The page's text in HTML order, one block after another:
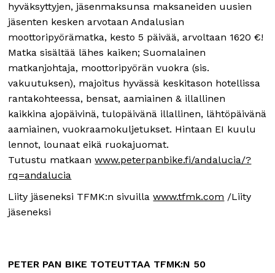
hyväksyttyjen, jäsenmaksunsa maksaneiden uusien
jäsenten kesken arvotaan Andalusian
moottoripyörämatka, kesto 5 päivää, arvoltaan 1620 €!
Matka sisältää lähes kaiken; Suomalainen
matkanjohtaja, moottoripyörän vuokra (sis.
vakuutuksen), majoitus hyvässä keskitason hotellissa
rantakohteessa, bensat, aamiainen & illallinen
kaikkina ajopäivinä, tulopäivänä illallinen, lähtöpäivänä
aamiainen, vuokraamokuljetukset. Hintaan EI kuulu
lennot, lounaat eikä ruokajuomat.
Tutustu matkaanwww.peterpanbike.fi/andalucia/?
rq=andalucia
Liity jäseneksi TFMK:n sivuillawww.tfmk.com /Liity
jäseneksi
PETER PAN BIKE TOTEUTTAA TFMK:N 50